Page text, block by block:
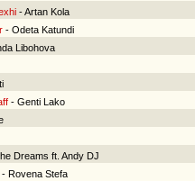
- Artan Kola
- Odeta Katundi
Libohova
- Genti Lako
Dreams ft. Andy DJ
Rovena Stefa